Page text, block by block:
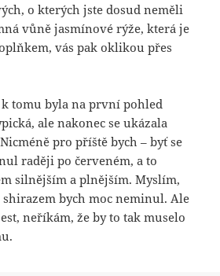
o kterých jste dosud neměli
vůně jasmínové rýže, která je
vás pak oklikou přes
tomu byla na první pohled
ale nakonec se ukázala
pro příště bych – byť se
raději po červeném, a to
silnějším a plnějším. Myslím,
shirazem bych moc neminul. Ale
neříkám, že by to tak muselo